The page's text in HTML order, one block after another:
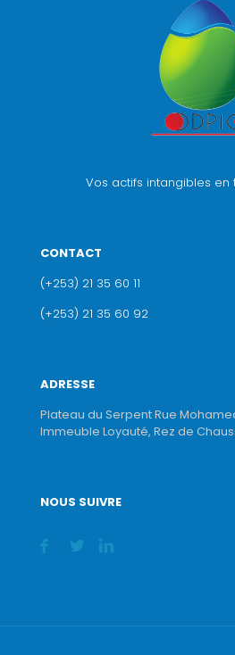
Vos actifs intangibles en
CONTACT
(+253) 21 35 60 11
(+253) 21 35 60 92
ADRESSE
Plateau du Serpent Rue
Immeuble Loyauté, Rez de
NOUS SUIVRE